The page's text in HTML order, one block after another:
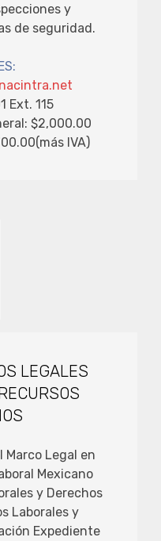
y
de seguridad.
Ext. 115
$2,000.00
IVA)
LEGALES
Marco Legal en
Mexicano
y Derechos
Laborales y
Expediente